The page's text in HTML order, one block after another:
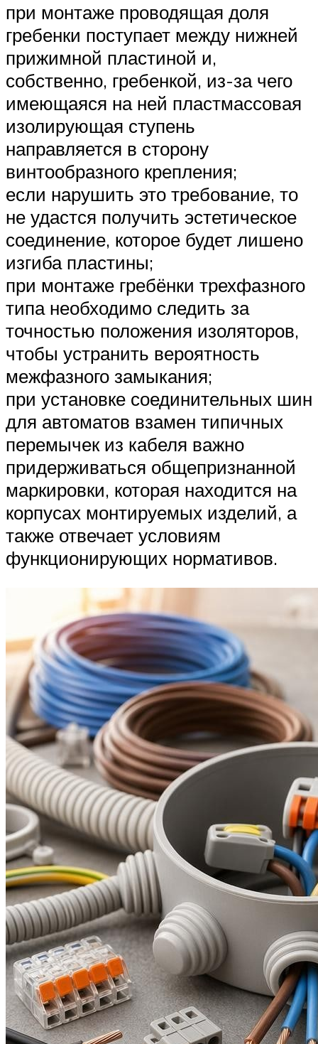
при монтаже проводящая доля
гребенки поступает между нижней
прижимной пластиной и,
собственно, гребенкой, из-за чего
имеющаяся на ней пластмассовая
изолирующая ступень
направляется в сторону
винтообразного крепления;
если нарушить это требование, то
не удастся получить эстетическое
соединение, которое будет лишено
изгиба пластины;
при монтаже гребёнки трехфазного
типа необходимо следить за
точностью положения изоляторов,
чтобы устранить вероятность
межфазного замыкания;
при установке соединительных шин
для автоматов взамен типичных
перемычек из кабеля важно
придерживаться общепризнанной
маркировки, которая находится на
корпусах монтируемых изделий, а
также отвечает условиям
функционирующих нормативов.